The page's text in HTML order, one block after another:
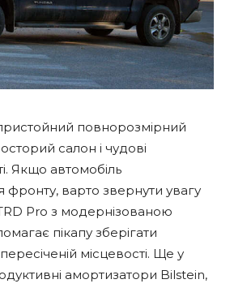
повнорозмірний
салон і чудові
Якщо автомобіль
фронту, варто звернути увагу
Pro з модернізованою
пікапу зберігати
місцевості. Ще у
амортизатори Bilstein,